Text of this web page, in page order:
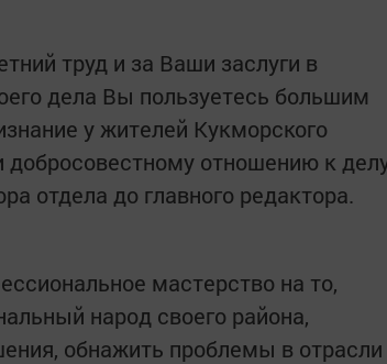
труд и за Ваши заслуги в
дела Вы пользуетесь большим
у жителей Кукморского
добросовестному отношению к
отдела до главного редактора.
мастерство на то,
народ своего района,
обнажить проблемы в отрасли